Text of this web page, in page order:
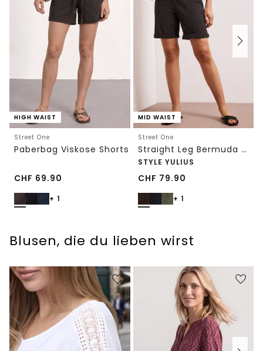
HIGH WAIST
Street One
Paberbag Viskose Shorts
CHF 69.90
+ 1
MID WAIST
Street One
Straight Leg Bermuda mit Turn-Up
STYLE YULIUS
CHF 79.90
+ 1
Blusen, die du lieben wirst